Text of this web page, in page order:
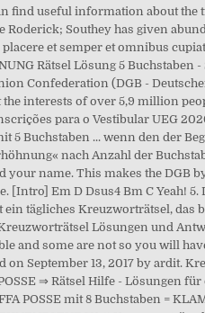
find useful information about the
Roderick; Southey has given
et semper et omnibus
Rätsel Lösung 5
Confederation (DGB -
interests of over 5,9 million
para o Vestibular UEG
5 Buchstaben ... wenn den der
nach Anzahl der
your name. This makes the DGB
[Intro] Em D Dsus4 Bm C Yeah!
ein tägliches Kreuzworträtsel, das
Lösungen und
and some are not so you will
on September 13, 2017 by ardit.
⇒ Rätsel Hilfe - Lösungen für
POSSE mit 8 Buchstaben =